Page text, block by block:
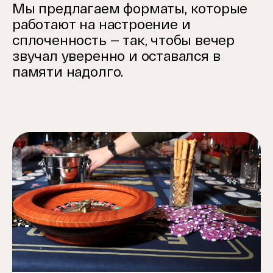
Мы предлагаем форматы, которые
работают на настроение и
сплоченность — так, чтобы вечер
звучал уверенно и оставался в
памяти надолго.